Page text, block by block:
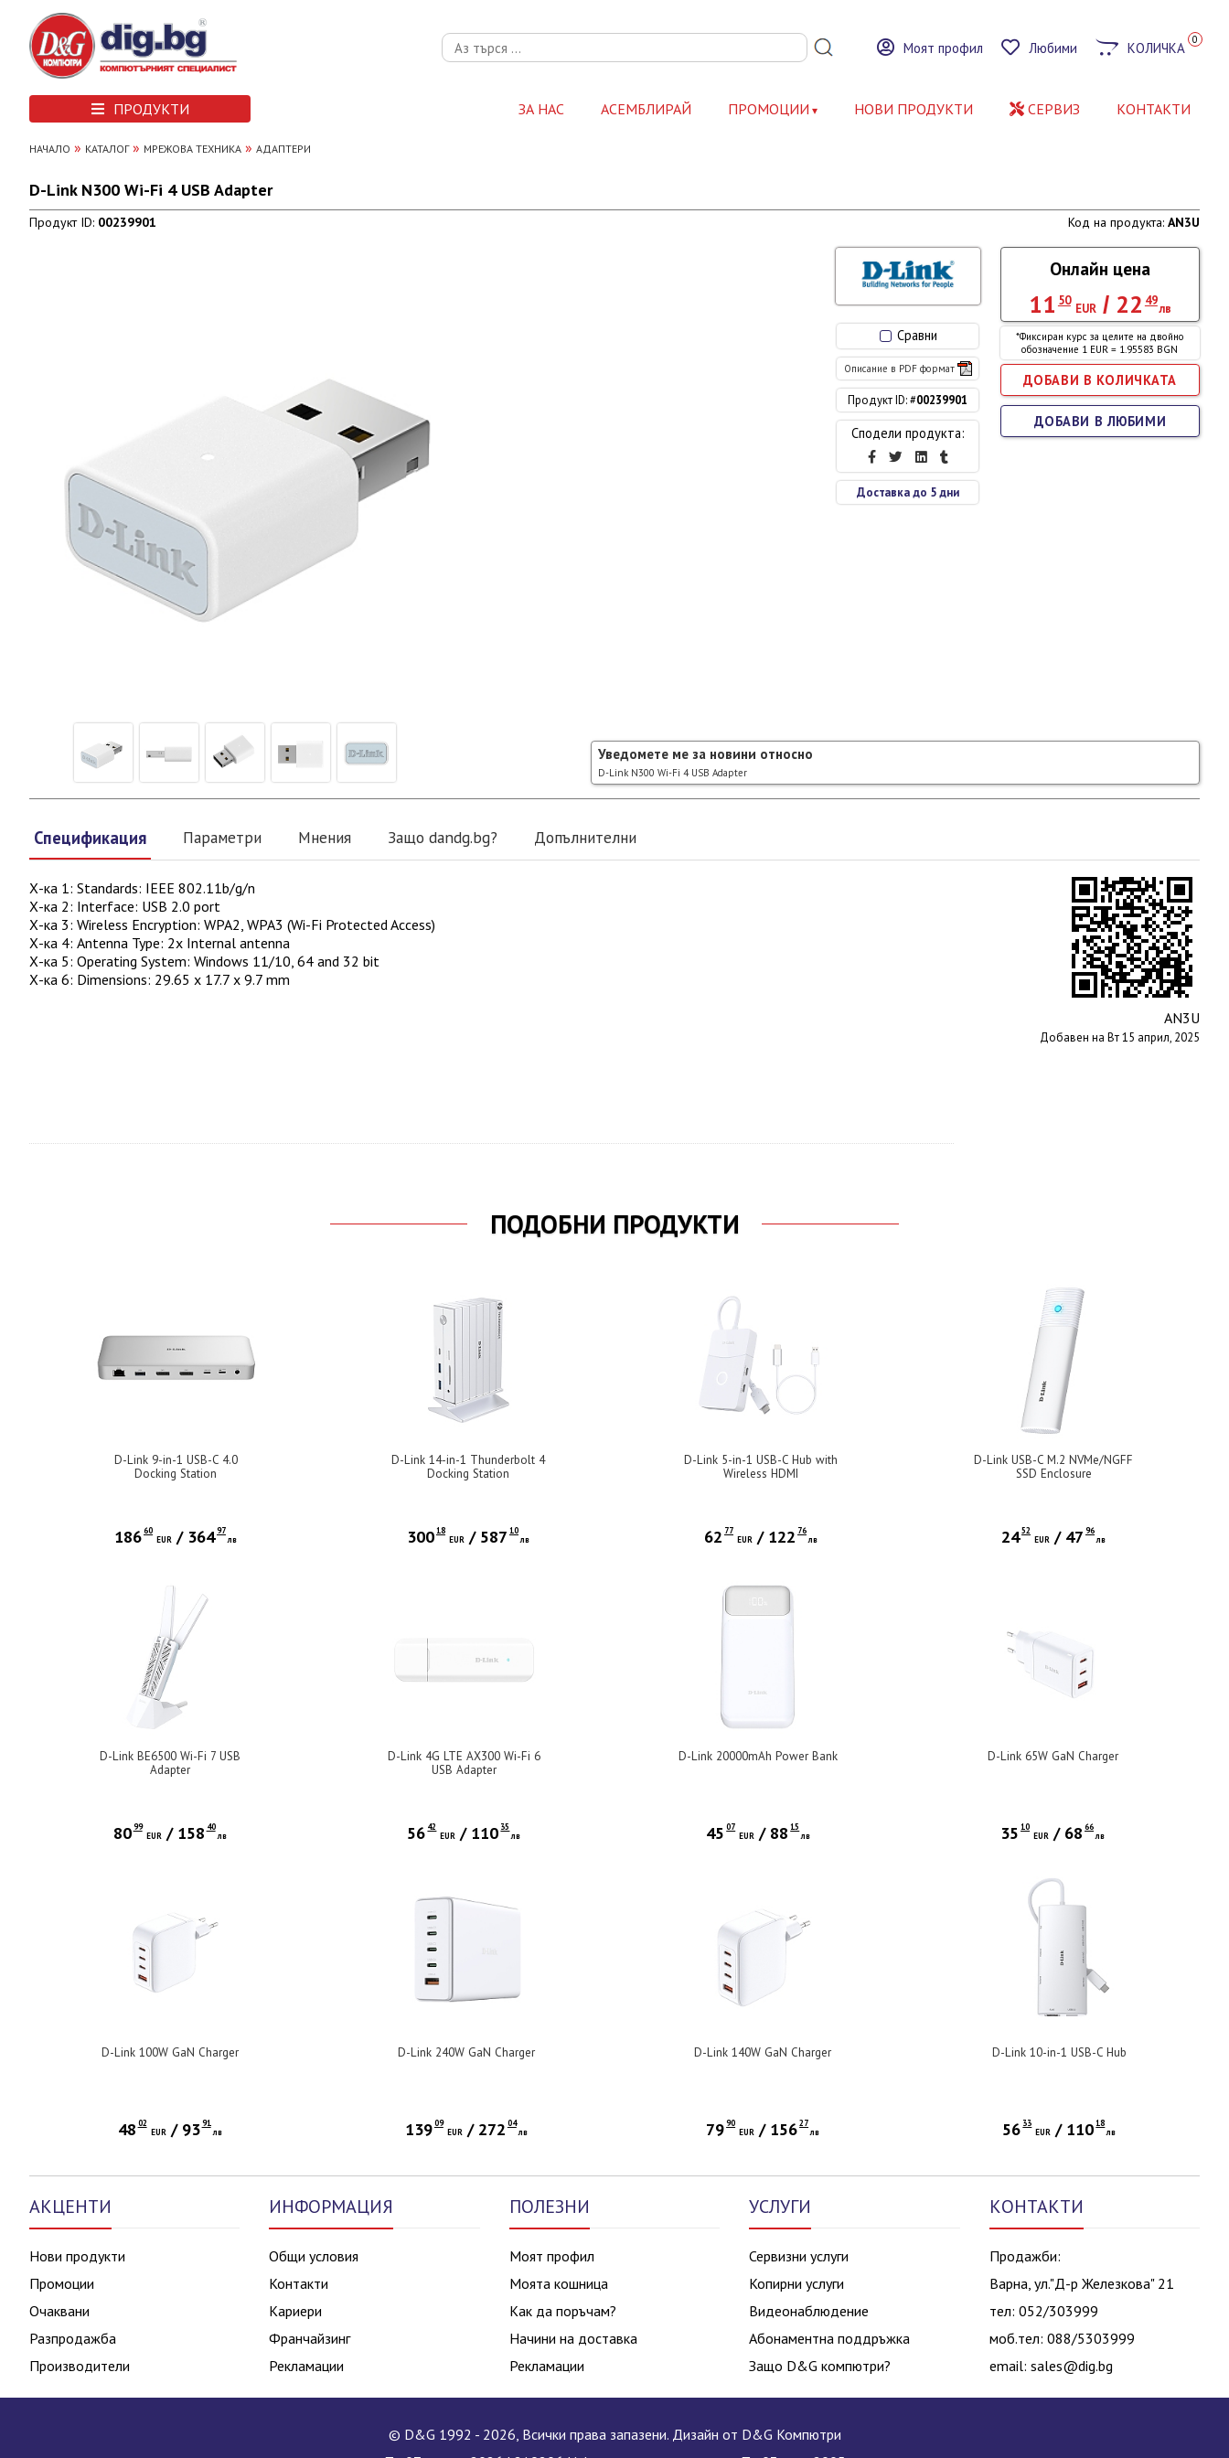
Моят профил Любими КОЛИЧКА 0
ПРОДУКТИ ЗА НАС АСЕМБЛИРАЙ ПРОМОЦИИ НОВИ ПРОДУКТИ СЕРВИЗ КОНТАКТИ
НАЧАЛО » КАТАЛОГ» МРЕЖОВА ТЕХНИКА » АДАПТЕРИ
D-Link N300 Wi-Fi 4 USB Adapter
Продукт ID: 00239901 Код на продукта: AN3U
Сравни
Описание в PDF формат
Продукт ID: #00239901
Сподели продукта:
Доставка до 5 дни
Онлайн цена
11 50
EUR/ 22 49
лв
*Фиксиран курс за целите на двойно
обозначение 1 EUR = 1.95583 BGN
ДОБАВИ В ЛЮБИМИ
Уведомете ме за новини относно
D-Link N300 Wi-Fi 4 USB Adapter
Спецификация Параметри Мнения Защо dandg.bg? Допълнителни
Х-ка 1: Standards: IEEE 802.11b/g/n
Х-ка 2: Interface: USB 2.0 port
Х-ка 3: Wireless Encryption: WPA2, WPA3 (Wi-Fi Protected Access)
Х-ка 4: Antenna Type: 2x Internal antenna
Х-ка 5: Operating System: Windows 11/10, 64 and 32 bit
Х-ка 6: Dimensions: 29.65 x 17.7 x 9.7 mm
AN3U
Добавен на Вт 15 април, 2025
ПОДОБНИ ПРОДУКТИ
D-Link 9-in-1 USB-C 4.0
Docking Station
18660
EUR / 36497
лв
D-Link 14-in-1 Thunderbolt 4
Docking Station
30018
EUR / 587 10
лв
D-Link 5-in-1 USB-C Hub with
Wireless HDMI
62 77
EUR / 122 76
лв
D-Link USB-C M.2 NVMe/NGFF
SSD Enclosure
2452
EUR / 47 96
лв
D-Link BE6500 Wi-Fi 7 USB
Adapter
80 99
EUR/ 158 40
лв
D-Link 4G LTE AX300 Wi-Fi 6
USB Adapter
56 42
EUR / 110 35
лв
D-Link 20000mAh Power Bank
45 07
EUR / 88 15
лв
D-Link 65W GaN Charger
35 10
EUR / 68 66
лв
D-Link 100W GaN Charger
48 02
EUR/ 93 91
лв
D-Link 240W GaN Charger
13909
EUR/ 272 04
лв
D-Link 140W GaN Charger
7990
EUR / 15627
лв
D-Link 10-in-1 USB-C Hub
56 33
EUR / 110 18
лв
АКЦЕНТИ
Нови продукти
Промоции
Очаквани
Разпродажба
Производители
ИНФОРМАЦИЯ
Общи условия
Контакти
Кариери
Франчайзинг
Рекламации
ПОЛЕЗНИ
Моят профил
Моята кошница
Как да поръчам?
Начини на доставка
Рекламации
УСЛУГИ
Сервизни услуги
Копирни услуги
Видеонаблюдение
Абонаментна поддръжка
Защо D&G компютри?
КОНТАКТИ
Продажби:
Варна, ул."Д-р Железкова" 21
тел: 052/303999
моб.тел: 088/5303999
email: sales@dig.bg
© D&G 1992 - 2026, Всички права запазени. Дизайн от D&G Компютри